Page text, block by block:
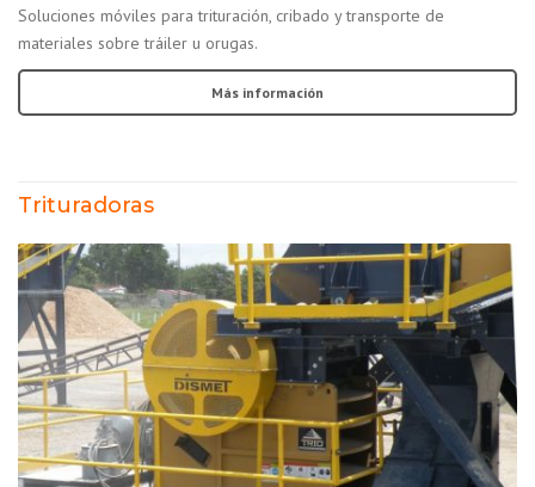
Soluciones móviles para trituración, cribado y transporte de
materiales sobre tráiler u orugas.
Más información
Trituradoras